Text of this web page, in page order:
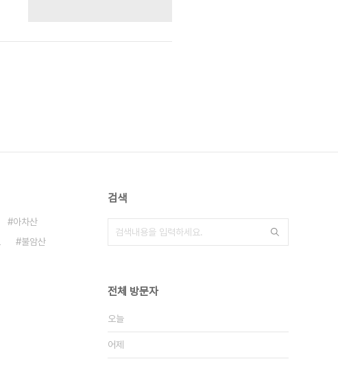
아차산
불암산
검색
전체 방문자
오늘
어제